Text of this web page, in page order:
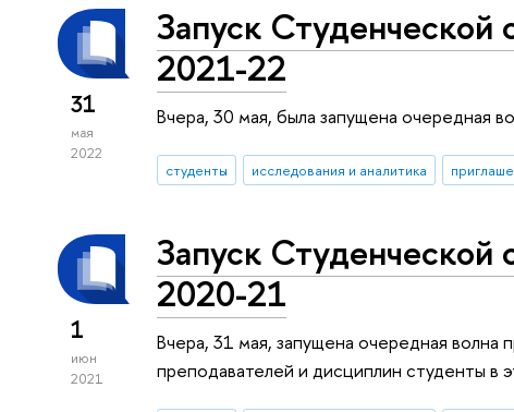
31
мая
2022
Запуск Студенческой
2021-22
Вчера, 30 мая, была запущена очередная
студенты исследования и аналитика
1
июн
2021
Запуск Студенческой
2020-21
Вчера, 31 мая, запущена очередная
преподавателей и дисциплин студенты в